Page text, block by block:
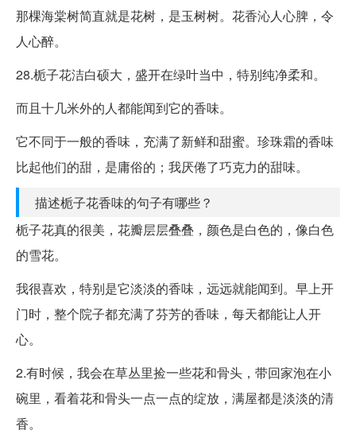
那棵海棠树简直就是花树，是玉树树。花香沁人心脾，令
人心醉。
28.栀子花洁白硕大，盛开在绿叶当中，特别纯净柔和。
而且十几米外的人都能闻到它的香味。
它不同于一般的香味，充满了新鲜和甜蜜。珍珠霜的香味
比起他们的甜，是庸俗的；我厌倦了巧克力的甜味。
描述栀子花香味的句子有哪些？
栀子花真的很美，花瓣层层叠叠，颜色是白色的，像白色
的雪花。
我很喜欢，特别是它淡淡的香味，远远就能闻到。早上开
门时，整个院子都充满了芬芳的香味，每天都能让人开
心。
2.有时候，我会在草丛里捡一些花和骨头，带回家泡在小
碗里，看着花和骨头一点一点的绽放，满屋都是淡淡的清
香。